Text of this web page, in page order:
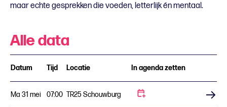
maar echte gesprekken die voeden, letterlijk én mentaal.
Alle data
Datum Tijd Locatie In agenda zetten
Ma 31 mei 07:00 TR25 Schouwburg